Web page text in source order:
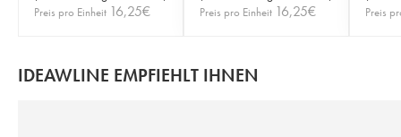
Preis pro Einheit 16,25€ Preis pro Einheit 16,25€ Preis
IDEAWLINE EMPFIEHLT IHNEN